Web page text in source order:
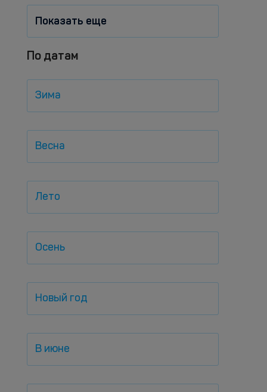
Показать еще
По датам
Зима
Весна
Лето
Осень
Новый год
В июне